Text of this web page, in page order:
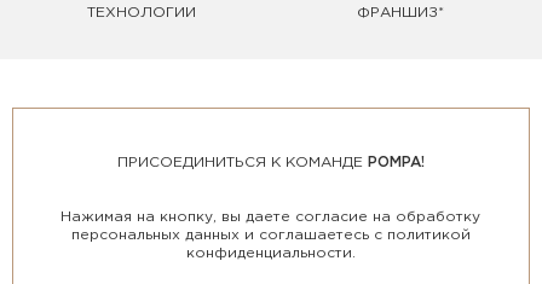
ТЕХНОЛОГИИ
ФРАНШИЗ*
ПРИСОЕДИНИТЬСЯ К КОМАНДЕ POMPA!
Нажимая на кнопку, вы даете согласие на обработку
персональных данных и соглашаетесь с политикой
конфиденциальности.